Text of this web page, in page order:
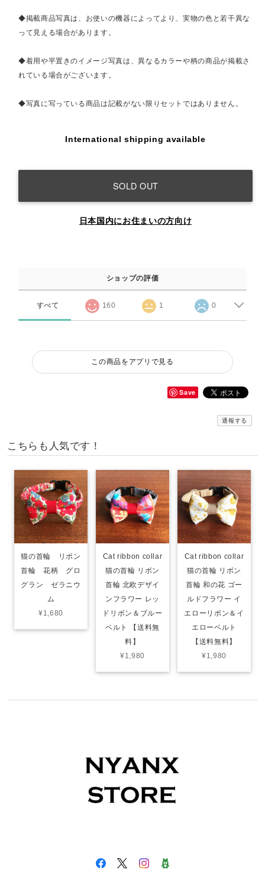
◆掲載商品写真は、お使いの機器によってより、実物の色と若干異な
って見える場合があります。
◆着用や平置きのイメージ写真は、異なるカラーや柄の商品が掲載さ
れている場合がございます。
◆写真に写っている商品は記載がない限りセットではありません。
International shipping available
SOLD OUT
日本国内にお住まいの方向け
ショップの評価
すべて 160 1 0
この商品をアプリで見る
Save
通報する
こちらも人気です！
猫の首輪 リボン
首輪 花柄 グロ
グラン ゼラニウ
ム
¥1,680
Cat ribbon collar
猫の首輪 リボン
首輪 北欧デザイ
ンフラワー レッ
ドリボン＆ブルー
ベルト 【送料無
料】
¥1,980
Cat ribbon collar
猫の首輪 リボン
首輪 和の花 ゴー
ルドフラワー イ
エローリボン＆イ
エローベルト
【送料無料】
¥1,980